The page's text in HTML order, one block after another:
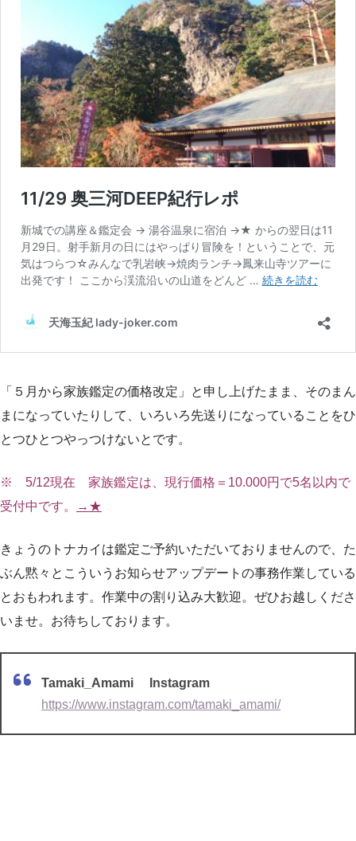
「５月から家族鑑定の価格改定」と申し上げたまま、そのまん
まになっていたりして、いろいろ先送りになっていることをひ
とつひとつやっつけないとです。
※ 5/12現在 家族鑑定は、現行価格＝10.000円で5名以内で
受付中です。
→★
きょうのトナカイは鑑定ご予約いただいておりませんので、た
ぶん黙々とこういうお知らせアップデートの事務作業している
とおもわれます。作業中の割り込み大歓迎。ぜひお越しくださ
いませ。お待ちしております。
Tamaki_Amami Instagram
https://www.instagram.com/tamaki_amami/